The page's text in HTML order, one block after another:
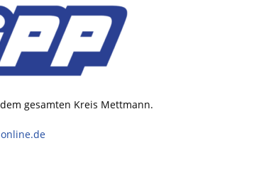
gesamten Kreis Mettmann.